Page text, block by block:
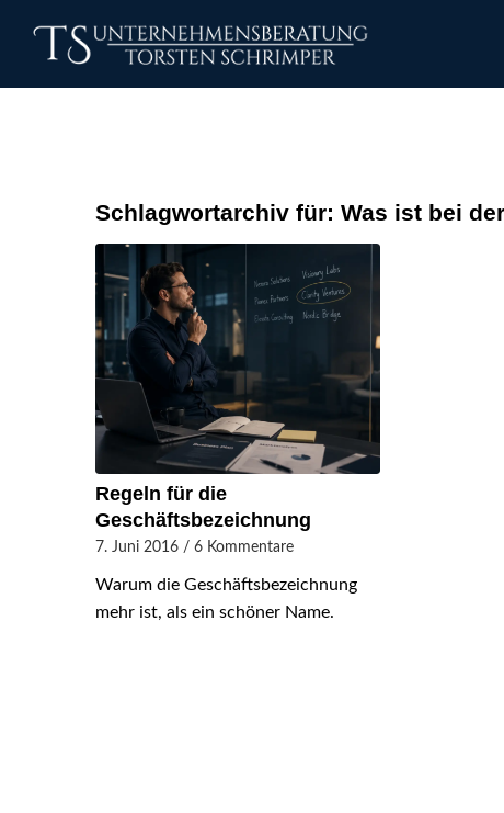
Schlagwortarchiv für:Was ist bei
Regeln für die
Geschäftsbezeichnung
7. Juni 2016 / 6 Kommentare
Warum die Geschäftsbezeichnung
mehr ist, als ein schöner Name.